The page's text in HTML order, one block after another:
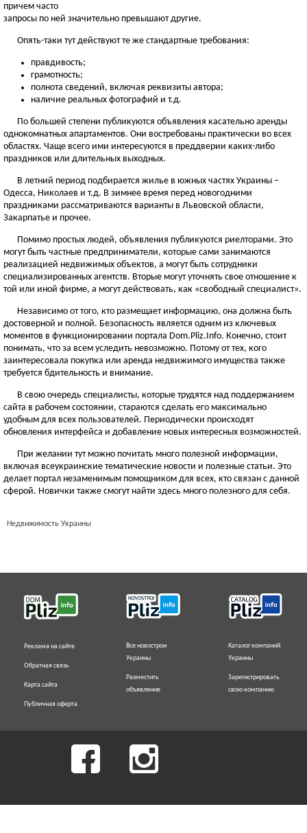
причем часто
запросы по ней значительно превышают другие.
Опять-таки тут действуют те же стандартные требования:
правдивость;
грамотность;
полнота сведений, включая реквизиты автора;
наличие реальных фотографий и т.д.
По большей степени публикуются объявления касательно аренды
однокомнатных апартаментов. Они востребованы практически во всех
областях. Чаще всего ими интересуются в преддверии каких-либо
праздников или длительных выходных.
В летний период подбирается жилье в южных частях Украины –
Одесса, Николаев и т.д. В зимнее время перед новогодними
праздниками рассматриваются варианты в Львовской области,
Закарпатье и прочее.
Помимо простых людей, объявления публикуются риелторами. Это
могут быть частные предприниматели, которые сами занимаются
реализацией недвижимых объектов, а могут быть сотрудники
специализированных агентств. Вторые могут уточнять свое отношение к
той или иной фирме, а могут действовать, как «свободный специалист».
Независимо от того, кто размещает информацию, она должна быть
достоверной и полной. Безопасность является одним из ключевых
моментов в функционировании портала Dom.Pliz.Info. Конечно, стоит
понимать, что за всем уследить невозможно. Потому от тех, кого
заинтересовала покупка или аренда недвижимого имущества также
требуется бдительность и внимание.
В свою очередь специалисты, которые трудятся над поддержанием
сайта в рабочем состоянии, стараются сделать его максимально
удобным для всех пользователей. Периодически происходят
обновления интерфейса и добавление новых интересных возможностей.
При желании тут можно почитать много полезной информации,
включая всеукраинские тематические новости и полезные статьи. Это
делает портал незаменимым помощником для всех, кто связан с данной
сферой. Новички также смогут найти здесь много полезного для себя.
Недвижимость Украины
Реклама на сайте
Обратная связь
Карта сайта
Публичная оферта
Все новострои
Украины
Разместить
объявление
Каталог компаний
Украины
Зарегистрировать
свою компанию